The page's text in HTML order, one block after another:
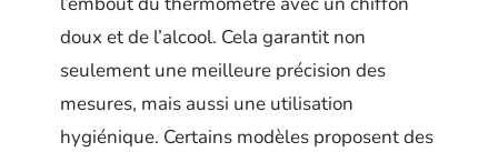
doux et de l’alcool. Cela garantit non
seulement une meilleure précision des
mesures, mais aussi une utilisation
hygiénique. Certains modèles proposent des